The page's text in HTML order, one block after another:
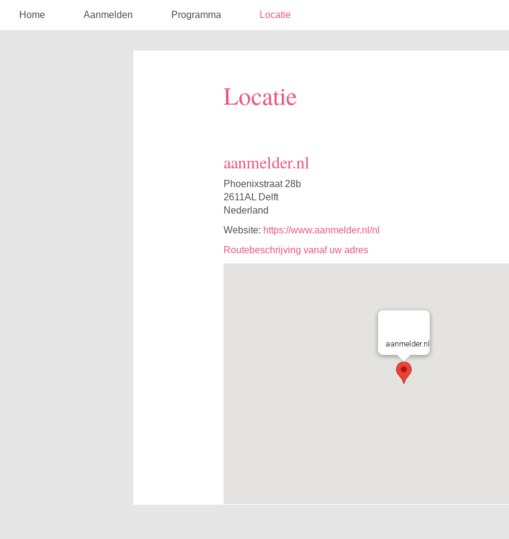
Home Aanmelden Programma Locatie
Locatie
aanmelder.nl
Phoenixstraat 28b
2611AL Delft
Nederland
Website: https://www.aanmelder.nl/nl
Routebeschrijving vanaf uw adres
aanmelder.nl